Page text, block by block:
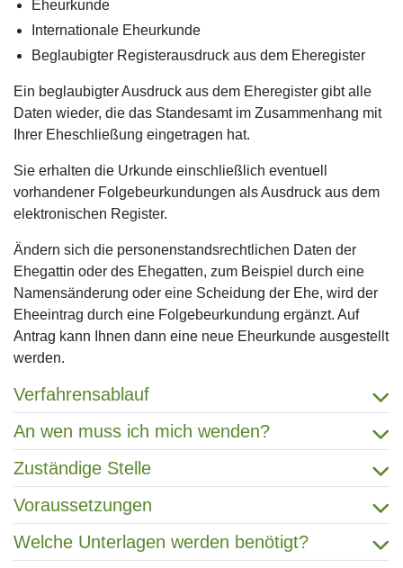
Eheurkunde
Internationale Eheurkunde
Beglaubigter Registerausdruck aus dem Eheregister
Ein beglaubigter Ausdruck aus dem Eheregister gibt alle
Daten wieder, die das Standesamt im Zusammenhang mit
Ihrer Eheschließung eingetragen hat.
Sie erhalten die Urkunde einschließlich eventuell
vorhandener Folgebeurkundungen als Ausdruck aus dem
elektronischen Register.
Ändern sich die personenstandsrechtlichen Daten der
Ehegattin oder des Ehegatten, zum Beispiel durch eine
Namensänderung oder eine Scheidung der Ehe, wird der
Eheeintrag durch eine Folgebeurkundung ergänzt. Auf
Antrag kann Ihnen dann eine neue Eheurkunde ausgestellt
werden.
Verfahrensablauf
An wen muss ich mich wenden?
Zuständige Stelle
Voraussetzungen
Welche Unterlagen werden benötigt?